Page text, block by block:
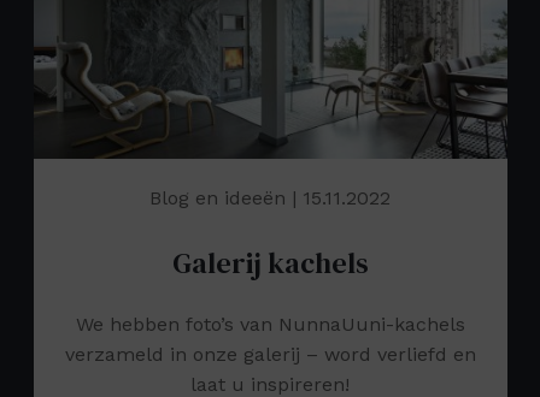
Blog en ideeën | 15.11.2022
Galerij kachels
We hebben foto’s van NunnaUuni-kachels
verzameld in onze galerij – word verliefd en
laat u inspireren!